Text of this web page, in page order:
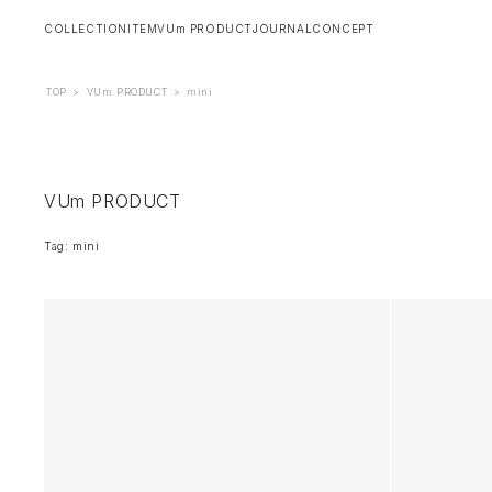
COLLECTION ITEMVUm PRODUCTJOURNAL CONCEPT
TOP > VUm PRODUCT > mini
VUm PRODUCT
Tag: mini